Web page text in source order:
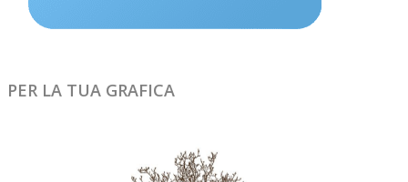
PER LA TUA GRAFICA